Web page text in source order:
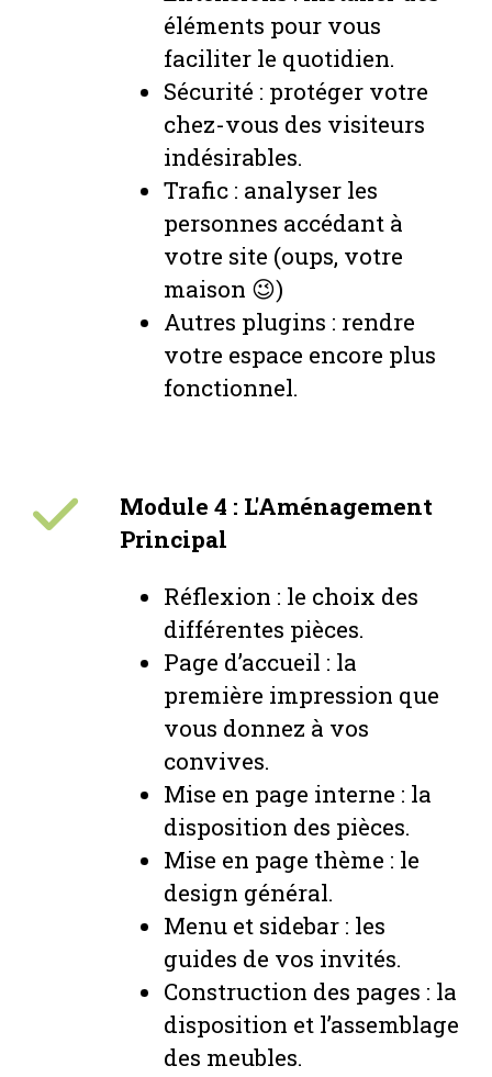
éléments pour vous
faciliter le quotidien.
Sécurité : protéger votre
chez-vous des visiteurs
indésirables.
Trafic : analyser les
personnes accédant à
votre site (oups, votre
maison 😉)
Autres plugins : rendre
votre espace encore plus
fonctionnel.
Module 4 : L'Aménagement
Principal
Réflexion : le choix des
différentes pièces.
Page d’accueil : la
première impression que
vous donnez à vos
convives.
Mise en page interne : la
disposition des pièces.
Mise en page thème : le
design général.
Menu et sidebar : les
guides de vos invités.
Construction des pages : la
disposition et l’assemblage
des meubles.